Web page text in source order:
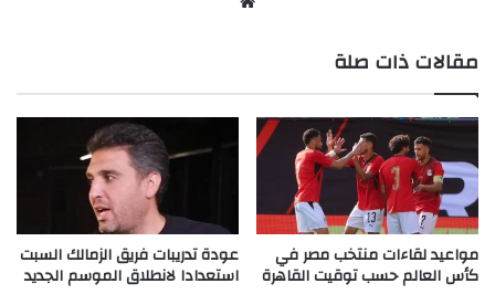
مقالات ذات صلة
مواعيد لقاءات منتخب مصر في
كأس العالم حسب توقيت القاهرة
عودة تدريبات فريق الزمالك السبت
استعدادا لانطلاق الموسم الجديد